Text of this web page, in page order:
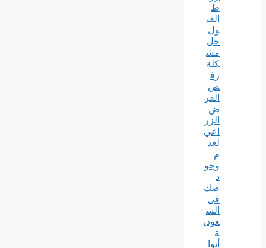
ط
القب
ول
حل
مش
كلة
رف
ض
القر
ض
الزر
اعي
لعد
م
وجو
د
صك
في
الس
عودي
ة
أنوا